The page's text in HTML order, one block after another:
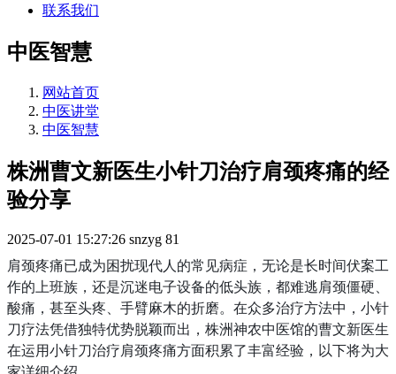
联系我们
中医智慧
网站首页
中医讲堂
中医智慧
株洲曹文新医生小针刀治疗肩颈疼痛的经
验分享
2025-07-01 15:27:26 snzyg 81
肩颈疼痛已成为困扰现代人的常见病症，无论是长时间伏案工
作的上班族，还是沉迷电子设备的低头族，都难逃肩颈僵硬、
酸痛，甚至头疼、手臂麻木的折磨。在众多治疗方法中，小针
刀疗法凭借独特优势脱颖而出，株洲神农中医馆的曹文新医生
在运用小针刀治疗肩颈疼痛方面积累了丰富经验，以下将为大